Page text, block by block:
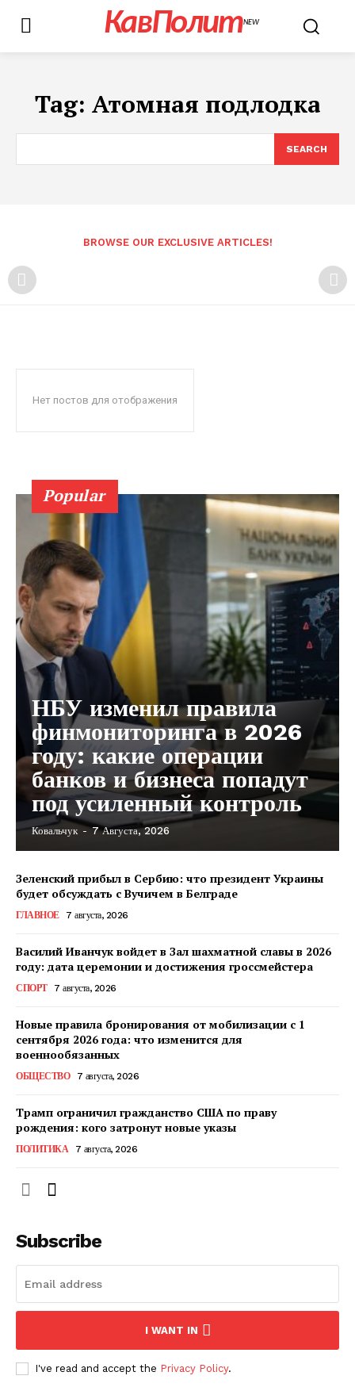
О нас
КавПолитNEW
Tag: Атомная подлодка
SEARCH
BROWSE OUR EXCLUSIVE ARTICLES!
Нет постов для отображения
Popular
НБУ изменил правила
финмониторинга в 2026
году: какие операции
банков и бизнеса попадут
под усиленный контроль
Ковальчук - 7 Августа, 2026
Зеленский прибыл в Сербию: что президент Украины
будет обсуждать с Вучичем в Белграде
ГЛАВНОЕ 7 августа, 2026
Василий Иванчук войдет в Зал шахматной славы в 2026
году: дата церемонии и достижения гроссмейстера
СПОРТ 7 августа, 2026
Новые правила бронирования от мобилизации с 1
сентября 2026 года: что изменится для
военнообязанных
ОБЩЕСТВО 7 августа, 2026
Трамп ограничил гражданство США по праву
рождения: кого затронут новые указы
ПОЛИТИКА 7 августа, 2026
Subscribe
I WANT IN
I've read and accept the Privacy Policy.